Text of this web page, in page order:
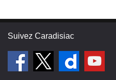
Suivez Caradisiac